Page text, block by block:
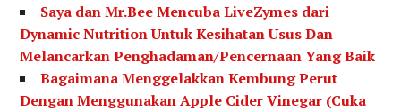
Saya dan Mr.Bee Mencuba LiveZymes dari
Dynamic Nutrition Untuk Kesihatan Usus Dan
Melancarkan Penghadaman/Pencernaan Yang Baik
Bagaimana Menggelakkan Kembung Perut
Dengan Menggunakan Apple Cider Vinegar (Cuka